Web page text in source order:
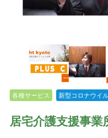
各種サービス 新型コロナウイ
居宅介護支援事業